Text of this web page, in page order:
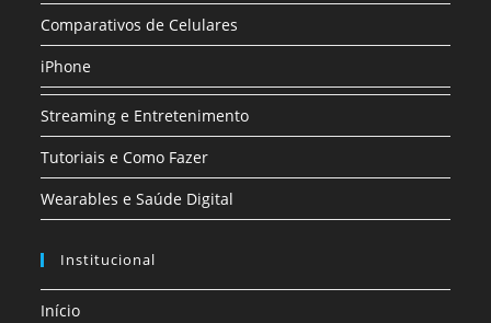
Comparativos de Celulares
iPhone
Streaming e Entretenimento
Tutoriais e Como Fazer
Wearables e Saúde Digital
Institucional
Início